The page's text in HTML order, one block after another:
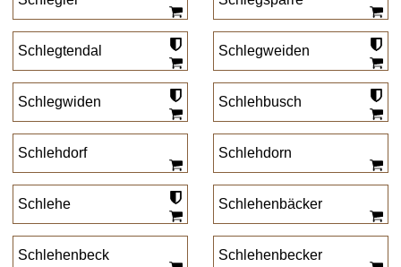
Schlegtendal Schlegweiden
Schlegwiden Schlehbusch
Schlehdorf Schlehdorn
Schlehe Schlehenbäcker
Schlehenbeck Schlehenbecker